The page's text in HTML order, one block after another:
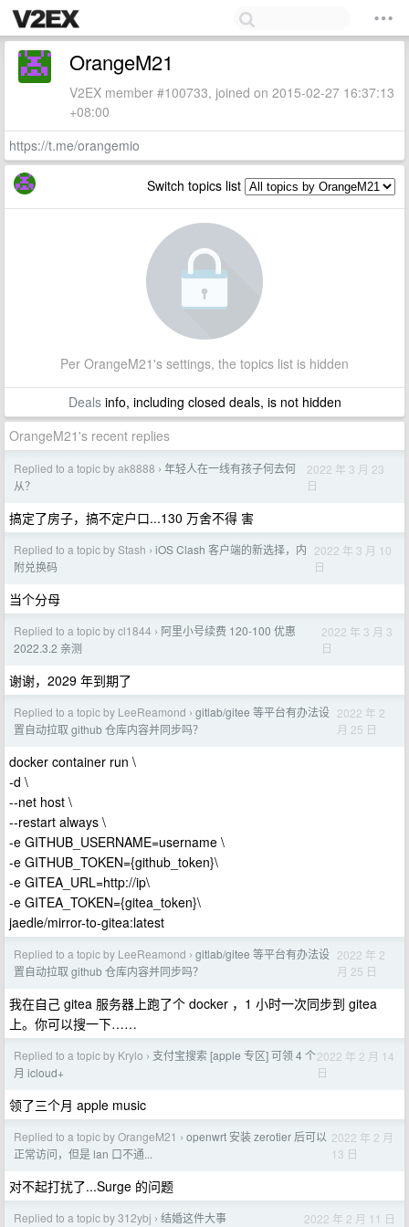
OrangeM21
V2EX member #100733, joined on 2015-02-27 16:37:13
+08:00
https://t.me/orangemio
Switch topics list
Per OrangeM21's settings, the topics list is hidden
Dealsinfo, including closed deals, is not hidden
OrangeM21's recent replies
Replied to a topic by ak8888 › 年轻人在一线有孩子何去何
从？
2022 年 3 月 23
日
搞定了房子，搞不定户口...130 万舍不得 害
Replied to a topic by Stash › iOS Clash 客户端的新选择，内
附兑换码
2022 年 3 月 10
日
当个分母
Replied to a topic by cl1844 › 阿里小号续费 120-100 优惠
2022.3.2 亲测
2022 年 3 月 3
日
谢谢，2029 年到期了
Replied to a topic by LeeReamond › gitlab/gitee 等平台有办法设
置自动拉取 github 仓库内容并同步吗？
2022 年 2
月 25 日
docker container run \
-d \
--net host \
--restart always \
-e GITHUB_USERNAME=username \
-e GITHUB_TOKEN={github_token}\
-e GITEA_URL=http://ip\
-e GITEA_TOKEN={gitea_token}\
jaedle/mirror-to-gitea:latest
Replied to a topic by LeeReamond › gitlab/gitee 等平台有办法设
置自动拉取 github 仓库内容并同步吗？
2022 年 2
月 25 日
我在自己 gitea 服务器上跑了个 docker ，1 小时一次同步到 gitea
上。你可以搜一下……
Replied to a topic by Krylo › 支付宝搜索 [apple 专区] 可领 4 个
月 icloud+
2022 年 2 月 14
日
领了三个月 apple music
Replied to a topic by OrangeM21 › openwrt 安装 zerotier 后可以
正常访问，但是 lan 口不通...
2022 年 2 月
13 日
对不起打扰了...Surge 的问题
Replied to a topic by 312ybj › 结婚这件大事 2022 年 2 月 11 日